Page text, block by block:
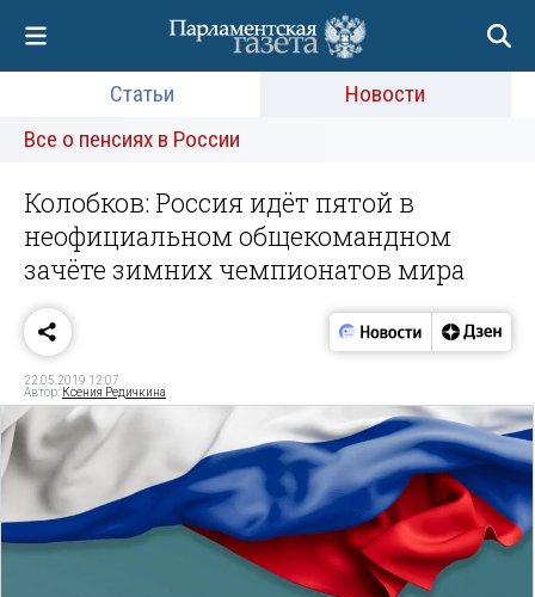
Статьи
Новости
Все о пенсиях в России
Колобков: Россия идёт пятой в
неофициальном общекомандном
зачёте зимних чемпионатов мира
22.05.2019 12:07
Автор: Ксения Редичкина